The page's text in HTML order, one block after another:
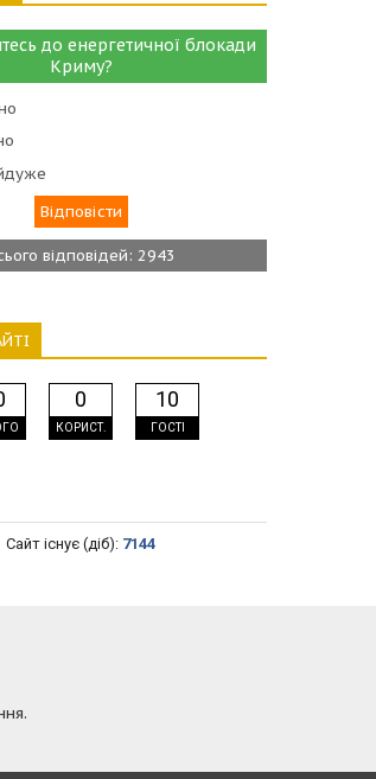
до енергетичної блокади
Криму?
відповідей: 2943
0
КОРИСТ.
10
ГОСТІ
Сайт існує (діб): 7144